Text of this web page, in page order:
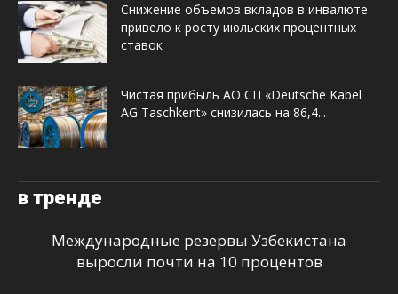
Снижение объемов вкладов в инвалюте
привело к росту июльских процентных
ставок
Чистая прибыль АО СП «Deutsche Kabel
AG Taschkent» снизилась на 86,4...
в тренде
Международные резервы Узбекистана
выросли почти на 10 процентов